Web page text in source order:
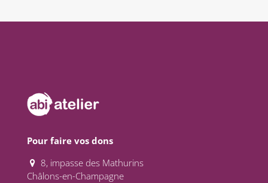
Pour faire vos dons
8, impasse des Mathurins
Châlons-en-Champagne